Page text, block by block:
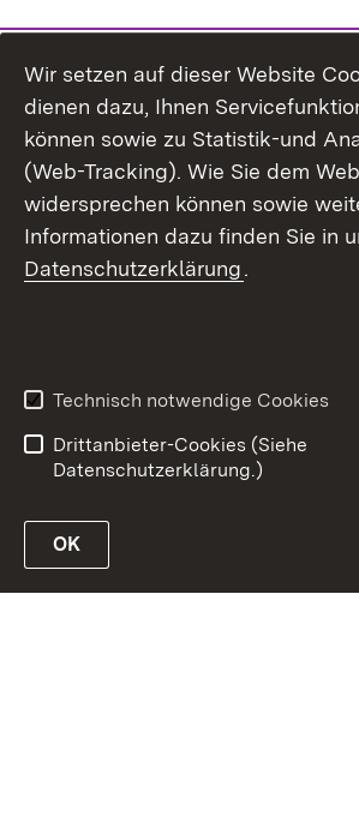
Wir setzen auf dieser Website
dienen dazu, Ihnen
können sowie zu Statistik-und
(Web-Tracking). Wie Sie dem
widersprechen können sowie
Informationen dazu finden Sie in
Datenschutzerklärung.
Technisch notwendige Cookies
Drittanbieter-Cookies (Siehe
Datenschutzerklärung.)
OK